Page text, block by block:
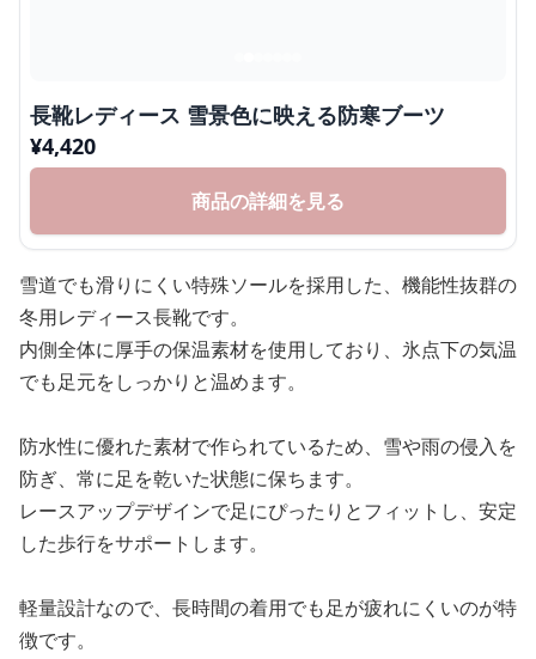
長靴レディース 雪景色に映える防寒ブーツ
¥4,420
商品の詳細を見る
雪道でも滑りにくい特殊ソールを採用した、機能性抜群の
冬用レディース長靴です。
内側全体に厚手の保温素材を使用しており、氷点下の気温
でも足元をしっかりと温めます。
防水性に優れた素材で作られているため、雪や雨の侵入を
防ぎ、常に足を乾いた状態に保ちます。
レースアップデザインで足にぴったりとフィットし、安定
した歩行をサポートします。
軽量設計なので、長時間の着用でも足が疲れにくいのが特
徴です。